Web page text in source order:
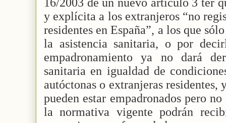
y explícita a los extranjeros “no
residentes en España”, a los que
la asistencia sanitaria, o por
empadronamiento ya no dará
sanitaria en igualdad de
autóctonas o extranjeras residentes,
pueden estar empadronados pero
la normativa vigente podrán